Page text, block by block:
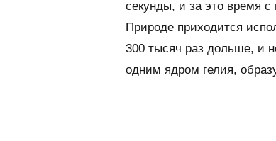
секунды, и за это время с
Природе приходится
300 тысяч раз дольше, и
одним ядром гелия,